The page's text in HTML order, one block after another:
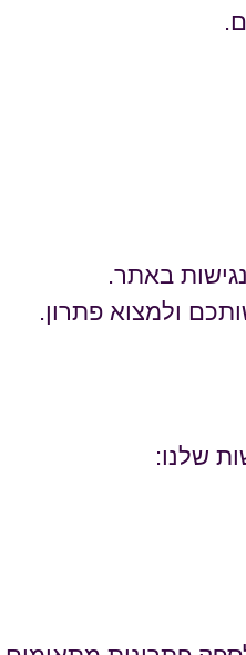
באתר.
ולמצוא פתרון.
שלנו: